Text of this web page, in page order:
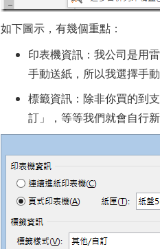
如下圖示，有幾個重點：
印表機資訊：我公司是用
手動送紙，所以我選擇手動
標籤資訊：除非你買的到
訂」，等等我們就會自行